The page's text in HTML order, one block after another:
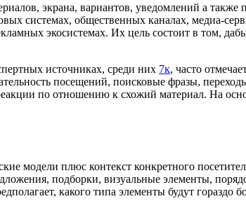
экрана, вариантов, уведомлений а также
системах, общественных каналах, медиа-
экосистемах. Их цель состоит в том,
источниках, среди них 7к, часто
посещений, поисковые фразы,
по отношению к схожий материал. На
модели плюс контекст конкретного
подборки, визуальные элементы,
какого типа элементы будут гораздо